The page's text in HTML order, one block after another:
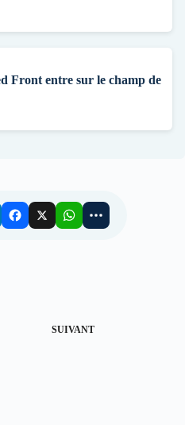
Front entre sur le champ de
SUIVANT